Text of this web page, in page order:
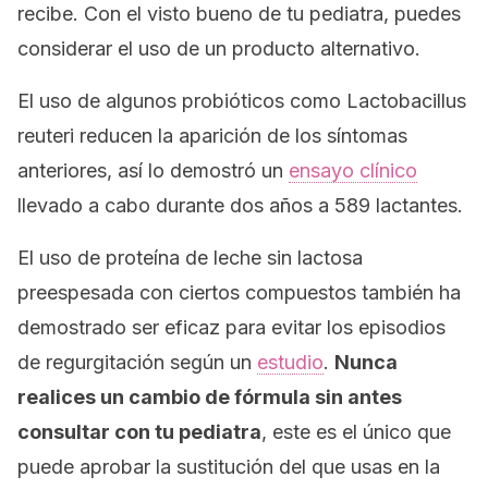
recibe. Con el visto bueno de tu pediatra, puedes
considerar el uso de un producto alternativo.
El uso de algunos probióticos como Lactobacillus
reuteri reducen la aparición de los síntomas
anteriores, así lo demostró un ensayo clínico
llevado a cabo durante dos años a 589 lactantes.
El uso de proteína de leche sin lactosa
preespesada con ciertos compuestos también ha
demostrado ser eficaz para evitar los episodios
de regurgitación según un estudio. Nunca
realices un cambio de fórmula sin antes
consultar con tu pediatra, este es el único que
puede aprobar la sustitución del que usas en la